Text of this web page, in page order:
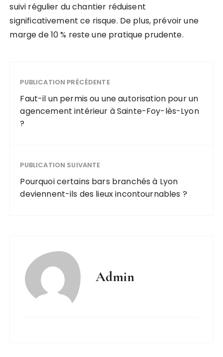
suivi régulier du chantier réduisent
significativement ce risque. De plus, prévoir une
marge de 10 % reste une pratique prudente.
PUBLICATION PRÉCÉDENTE
Faut-il un permis ou une autorisation pour un
agencement intérieur à Sainte-Foy-lès-Lyon
?
PUBLICATION SUIVANTE
Pourquoi certains bars branchés à Lyon
deviennent-ils des lieux incontournables ?
Admin